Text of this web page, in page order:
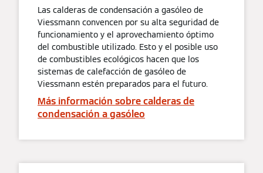
Las calderas de condensación a gasóleo de
Viessmann convencen por su alta seguridad de
funcionamiento y el aprovechamiento óptimo
del combustible utilizado. Esto y el posible uso
de combustibles ecológicos hacen que los
sistemas de calefacción de gasóleo de
Viessmann estén preparados para el futuro.
Más información sobre calderas de
condensación a gasóleo